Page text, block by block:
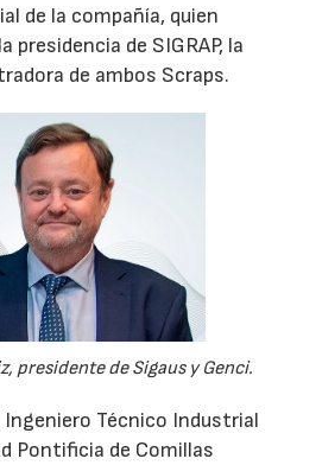
de la compañía, quien
presidencia de SIGRAP, la
de ambos Scraps.
presidente de Sigaus y Genci.
Ingeniero Técnico Industrial
Pontificia de Comillas